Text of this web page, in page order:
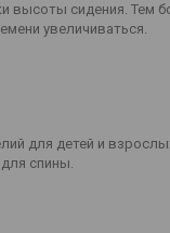
сидения. Тем
увеличиваться.
для детей и
спины.